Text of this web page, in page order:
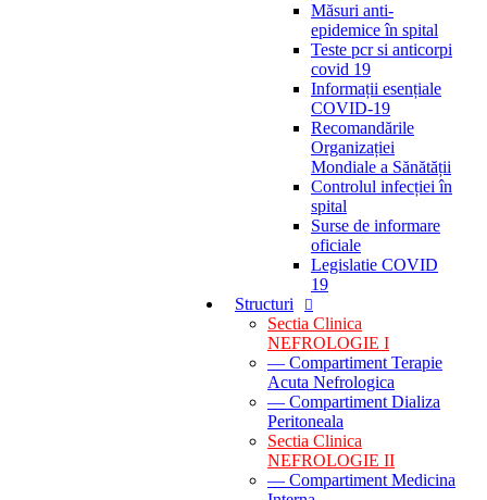
Măsuri anti-
epidemice în spital
Teste pcr si anticorpi
covid 19
Informații esențiale
COVID-19
Recomandările
Organizației
Mondiale a Sănătății
Controlul infecției în
spital
Surse de informare
oficiale
Legislatie COVID
19
Structuri
Sectia Clinica
NEFROLOGIE I
— Compartiment Terapie
Acuta Nefrologica
— Compartiment Dializa
Peritoneala
Sectia Clinica
NEFROLOGIE II
— Compartiment Medicina